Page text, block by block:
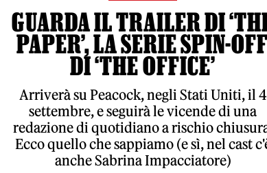
GUARDA IL TRAILER DI
PAPER’, LA SERIE SPIN-
DI ‘THE OFFICE’
Arriverà su Peacock, negli Stati Uniti, il 4
settembre, e seguirà le vicende di una
redazione di quotidiano a rischio
Ecco quello che sappiamo (e sì, nel cast
anche Sabrina Impacciatore)